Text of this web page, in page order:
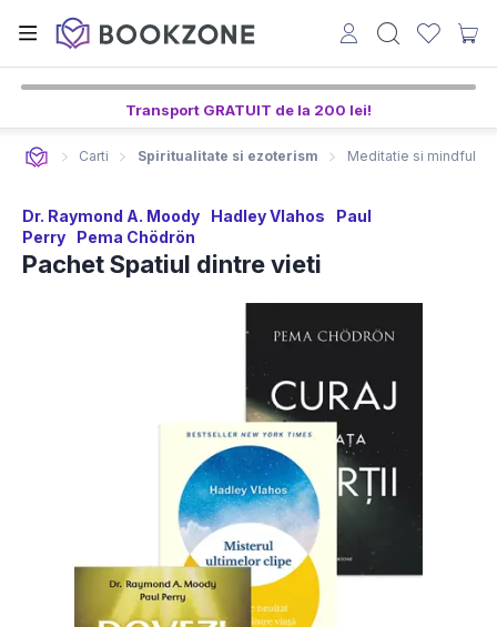
Transport GRATUIT de la 200 lei!
Carti Spiritualitate si ezoterism Meditatie si
Dr. Raymond A. Moody Hadley Vlahos
Paul
Perry
Pema Chödrön
Pachet Spatiul dintre vieti